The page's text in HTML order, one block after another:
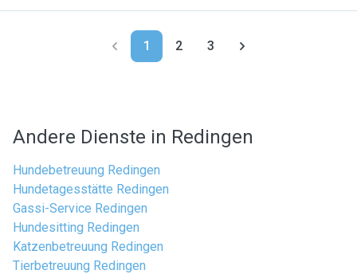
1 2 3
Andere Dienste in Redingen
Hundebetreuung Redingen
Hundetagesstätte Redingen
Gassi-Service Redingen
Hundesitting Redingen
Katzenbetreuung Redingen
Tierbetreuung Redingen